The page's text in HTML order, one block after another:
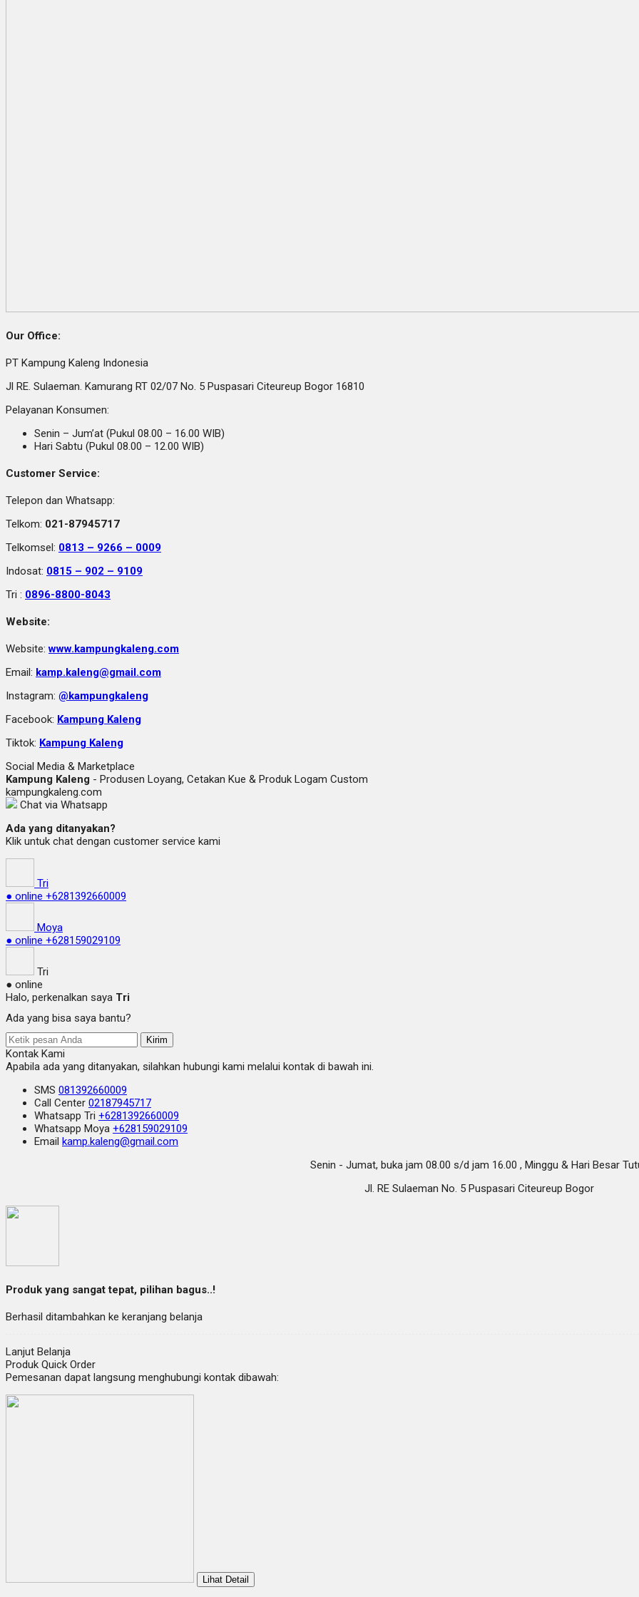
Our Office:
PT Kampung Kaleng Indonesia
Jl RE. Sulaeman. Kamurang RT 02/07 No. 5 Puspasari Citeureup Bogor 16810
Pelayanan Konsumen:
Senin – Jum’at (Pukul 08.00 – 16.00 WIB)
Hari Sabtu (Pukul 08.00 – 12.00 WIB)
Customer Service:
Telepon dan Whatsapp:
Telkom: 021-87945717
Telkomsel: 0813 – 9266 – 0009
Indosat: 0815 – 902 – 9109
Tri : 0896-8800-8043
Website:
Website:www.kampungkaleng.com
Email: kamp.kaleng@gmail.com
Instagram: @kampungkaleng
Facebook: Kampung Kaleng
Tiktok: Kampung Kaleng
Social Media & Marketplace
Kampung Kaleng - Produsen Loyang, Cetakan Kue & Produk Logam Custom
kampungkaleng.com
Chat via Whatsapp
Ada yang ditanyakan?
Klik untuk chat dengan customer service kami
Tri
● online +6281392660009
Moya
● online +628159029109
Tri
● online
Halo, perkenalkan saya Tri
Ada yang bisa saya bantu?
Kirim
Kontak Kami
Apabila ada yang ditanyakan, silahkan hubungi kami melalui kontak di bawah ini.
SMS 081392660009
Call Center 02187945717
Whatsapp Tri +6281392660009
Whatsapp Moya +628159029109
Email kamp.kaleng@gmail.com
Senin - Jumat, buka jam 08.00 s/d jam 16.00 , Minggu & Hari Besar
Jl. RE Sulaeman No. 5 Puspasari Citeureup Bogor
Produk yang sangat tepat, pilihan bagus..!
Berhasil ditambahkan ke keranjang belanja
Lanjut Belanja
Produk Quick Order
Pemesanan dapat langsung menghubungi kontak dibawah:
Lihat Detail